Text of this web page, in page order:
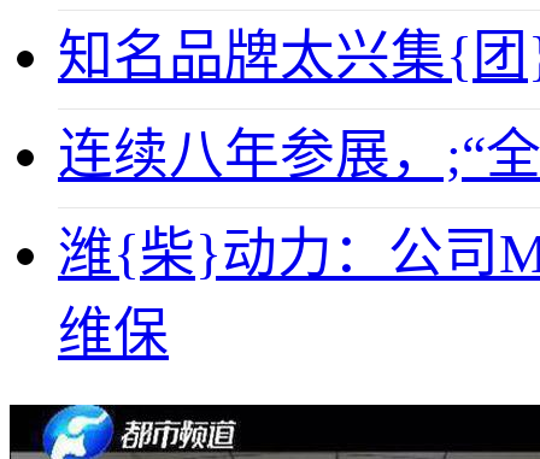
知名品牌太兴集{
连续八年参展，;“
潍{柴}动力：公司
维保